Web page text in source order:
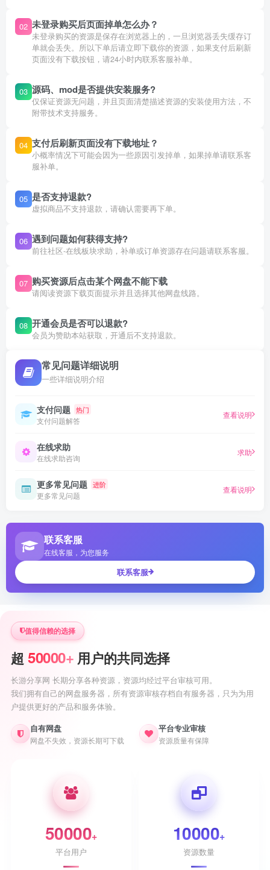
02 未登录购买后页面掉单怎么办？
未登录购买的资源是保存在浏览器上的，一旦浏览器丢失缓存订
单就会丢失。所以下单后请立即下载你的资源，如果支付后刷新
页面没有下载按钮，请24小时内联系客服补单。
03 源码、mod是否提供安装服务?
仅保证资源无问题，并且页面清楚描述资源的安装使用方法，不
附带技术支持服务。
04 支付后刷新页面没有下载地址？
小概率情况下可能会因为一些原因引发掉单，如果掉单请联系客
服补单。
05 是否支持退款?
虚拟商品不支持退款，请确认需要再下单。
06 遇到问题如何获得支持?
前往社区-在线板块求助，补单或订单资源存在问题请联系客服。
07 购买资源后点击某个网盘不能下载
请阅读资源下载页面提示并且选择其他网盘线路。
08 开通会员是否可以退款?
会员为赞助本站获取，开通后不支持退款。
常见问题详细说明
一些详细说明介绍
支付问题 热门
支付问题解答
查看说明
在线求助
在线求助咨询
求助
更多常见问题 进阶
更多常见问题
查看说明
联系客服
在线客服，为您服务
联系客服
值得信赖的选择
超 50000+ 用户的共同选择
长游分享网 长期分享各种资源，资源均经过平台审核可用。
我们拥有自己的网盘服务器，所有资源审核存档自有服务器，只为为用
户提供更好的产品和服务体验。
自有网盘
网盘不失效，资源长期可下载
平台专业审核
资源质量有保障
50000+
平台用户
10000+
资源数量